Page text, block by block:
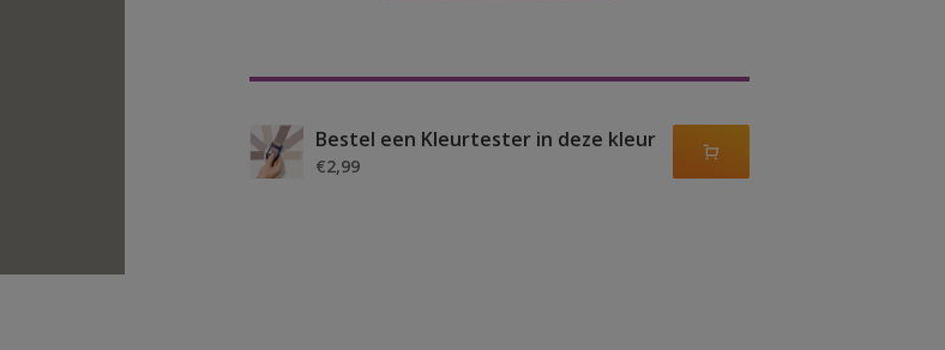
Bestel een Kleurtester in deze kleur
€2,99